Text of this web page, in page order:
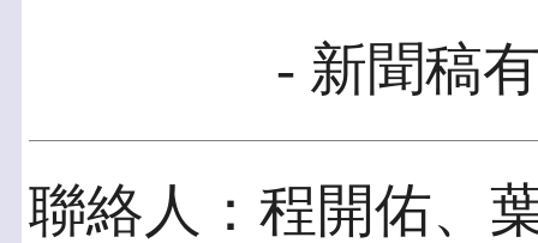
- 新聞稿
聯絡人：程開佑、